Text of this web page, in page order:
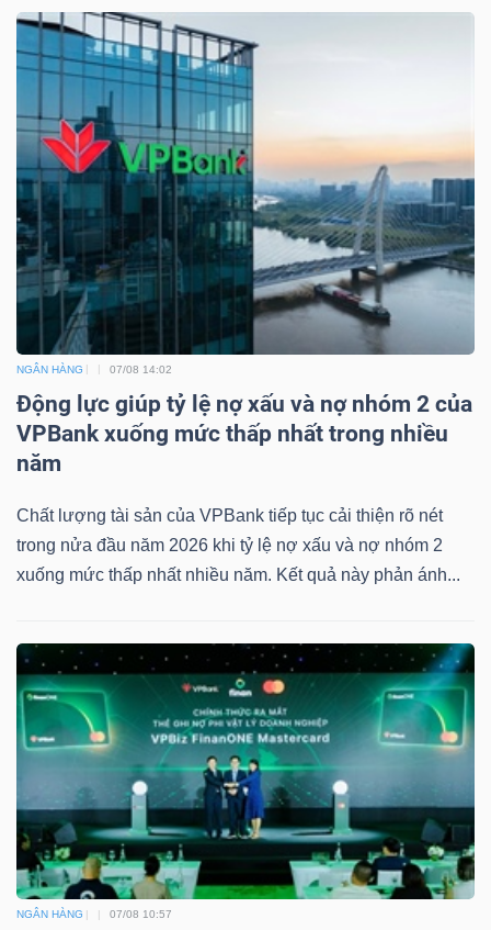
NGÂN HÀNG 07/08 14:02
Động lực giúp tỷ lệ nợ xấu và nợ nhóm 2 của
VPBank xuống mức thấp nhất trong nhiều
năm
Chất lượng tài sản của VPBank tiếp tục cải thiện rõ nét
trong nửa đầu năm 2026 khi tỷ lệ nợ xấu và nợ nhóm 2
xuống mức thấp nhất nhiều năm. Kết quả này phản ánh...
NGÂN HÀNG 07/08 10:57